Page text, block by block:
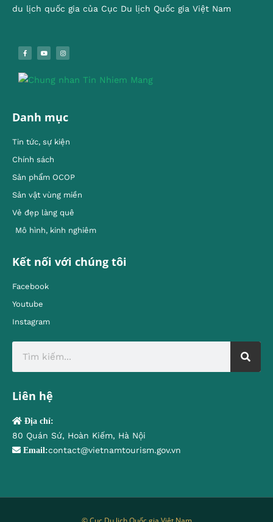
du lịch quốc gia của Cục Du lịch Quốc gia Việt Nam
Danh mục
Tin tức, sự kiện
Chính sách
Sản phẩm OCOP
Sản vật vùng miền
Vẻ đẹp làng quê
Mô hình, kinh nghiêm
Kết nối với chúng tôi
Facebook
Youtube
Instagram
Liên hệ
Địa chỉ:
80 Quán Sứ, Hoàn Kiếm, Hà Nội
Email:contact@vietnamtourism.gov.vn